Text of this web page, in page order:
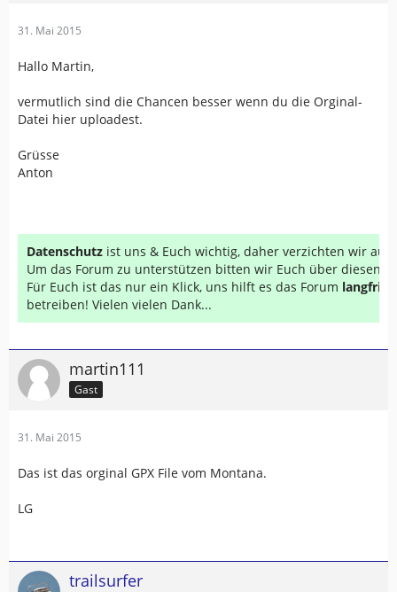
31. Mai 2015
Hallo Martin,
vermutlich sind die Chancen besser wenn du die Orginal-
Datei hier uploadest.
Grüsse
Anton
Datenschutz ist uns & Euch wichtig, daher verzichten wir auf
Um das Forum zu unterstützen bitten wir Euch über diesen
Für Euch ist das nur ein Klick, uns hilft es das Forum
betreiben! Vielen vielen Dank...
martin111
Gast
31. Mai 2015
Das ist das orginal GPX File vom Montana.
LG
trailsurfer